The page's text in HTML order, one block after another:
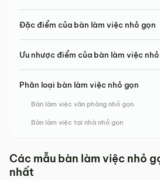
Đặc điểm của bàn làm việc nhỏ gọn
Ưu nhược điểm của bàn làm việc
Phân loại bàn làm việc nhỏ gọn
Bàn làm việc văn phòng nhỏ gọn
Bàn làm việc tại nhà nhỏ gọn
Các mẫu bàn làm việc nhỏ
nhất